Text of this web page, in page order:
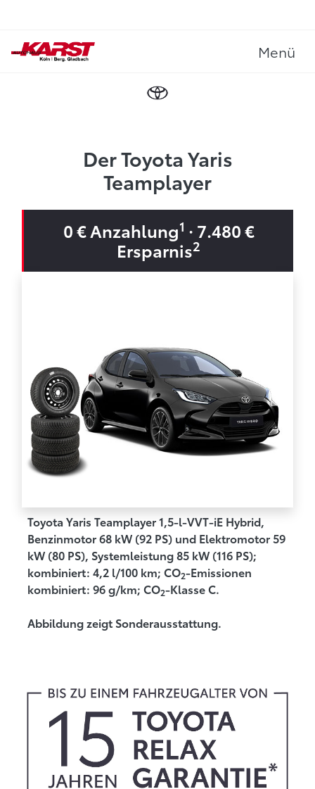
Menü
Der Toyota Yaris
Teamplayer
0 € Anzahlung1 · 7.480 €
Ersparnis2
Toyota Yaris Teamplayer 1,5-l-VVT-iE Hybrid,
Benzinmotor 68 kW (92 PS) und Elektromotor 59
kW (80 PS), Systemleistung 85 kW (116 PS);
kombiniert: 4,2 l/100 km; CO2-Emissionen
kombiniert: 96 g/km; CO2-Klasse C.
Abbildung zeigt Sonderausstattung.